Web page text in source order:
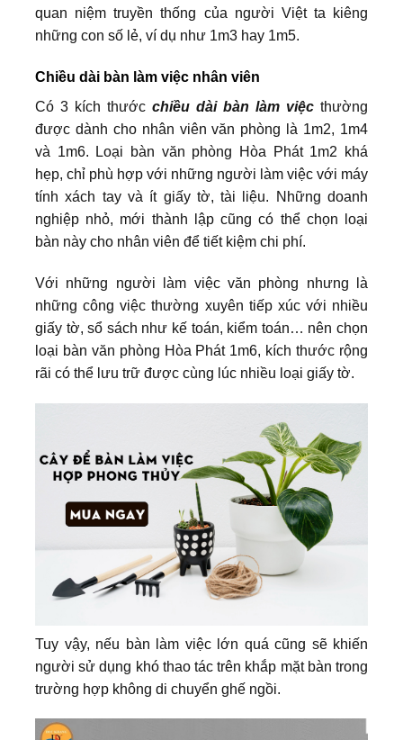
quan niệm truyền thống của người Việt ta kiêng
những con số lẻ, ví dụ như 1m3 hay 1m5.
Chiều dài bàn làm việc nhân viên
Có 3 kích thước chiều dài bàn làm việc thường
được dành cho nhân viên văn phòng là 1m2, 1m4
và 1m6. Loại bàn văn phòng Hòa Phát 1m2 khá
hẹp, chỉ phù hợp với những người làm việc với máy
tính xách tay và ít giấy tờ, tài liệu. Những doanh
nghiệp nhỏ, mới thành lập cũng có thể chọn loại
bàn này cho nhân viên để tiết kiệm chi phí.
Với những người làm việc văn phòng nhưng là
những công việc thường xuyên tiếp xúc với nhiều
giấy tờ, sổ sách như kế toán, kiểm toán… nên chọn
loại bàn văn phòng Hòa Phát 1m6, kích thước rộng
rãi có thể lưu trữ được cùng lúc nhiều loại giấy tờ.
Tuy vậy, nếu bàn làm việc lớn quá cũng sẽ khiến
người sử dụng khó thao tác trên khắp mặt bàn trong
trường hợp không di chuyển ghế ngồi.